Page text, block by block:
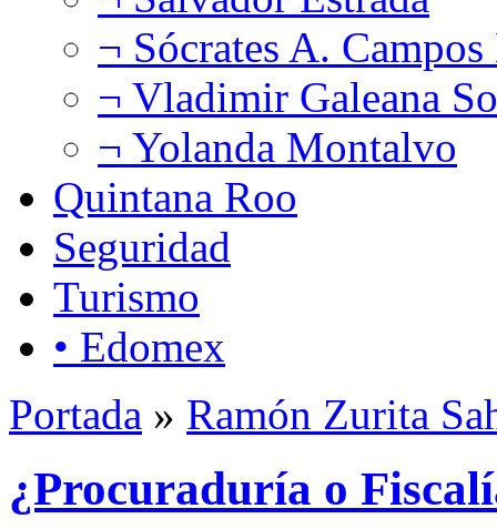
¬ Sócrates A.
¬ Vladimir Galeana
¬ Yolanda Montalvo
Quintana Roo
Seguridad
Turismo
• Edomex
Portada » Ramón Zurita
¿Procuraduría o